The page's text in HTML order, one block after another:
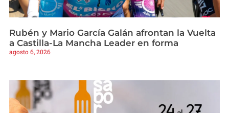
Rubén y Mario García Galán afrontan la Vuelta
a Castilla-La Mancha Leader en forma
agosto 6, 2026